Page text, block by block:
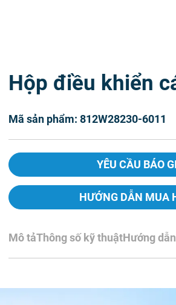
Hộp điều khiển
Mã sản phẩm: 812W28230-6011
YÊU CẦU BÁO
HƯỚNG DẪN MUA
Mô tảThông số kỹ thuậtHướng